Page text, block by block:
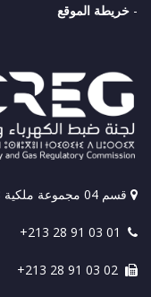
قسم 04 مجموعة ملكية 788 منطقة النشاط عمارة الشراقة الجزائر،
+213 28 91 03 01
+213 28 91 03 02
- خريطة الموقع